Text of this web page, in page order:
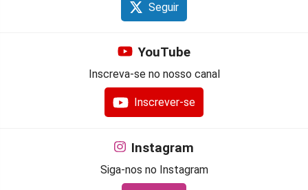
Seguir
YouTube
Inscreva-se no nosso canal
Inscrever-se
Instagram
Siga-nos no Instagram